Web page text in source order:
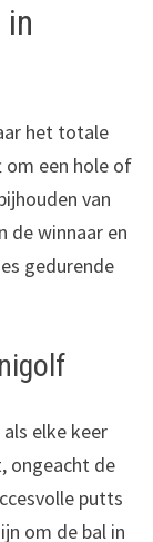
het totale
om een hole of
van
de winnaar en
gedurende
elke keer
ongeacht de
putts
om de bal in